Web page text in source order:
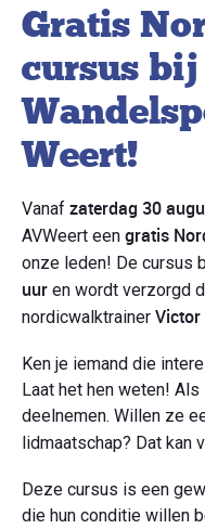
Gratis
cursus
Weert!
Vanaf zaterdag 30
AVWeert een gratis
onze leden! De cursus
uur en wordt verzorgd
nordicwalktrainer Victor
Ken je iemand die
Laat het hen weten!
deelnemen. Willen ze
lidmaatschap? Dat kan
Deze cursus is een
die hun conditie willen